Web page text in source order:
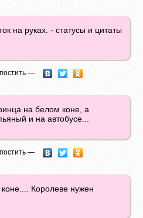
на руках. - статусы и цитаты
—
на белом коне, а
и на автобусе...
—
Королеве нужен